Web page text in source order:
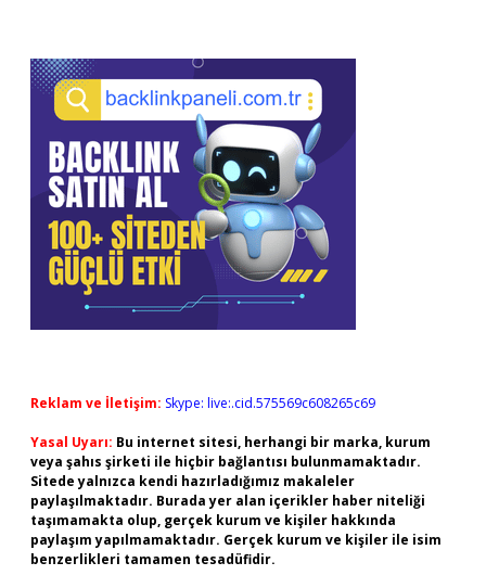
Reklam ve İletişim: Skype: live:.cid.575569c608265c69
Yasal Uyarı: Bu internet sitesi, herhangi bir marka, kurum
veya şahıs şirketi ile hiçbir bağlantısı bulunmamaktadır.
Sitede yalnızca kendi hazırladığımız makaleler
paylaşılmaktadır. Burada yer alan içerikler haber niteliği
taşımamakta olup, gerçek kurum ve kişiler hakkında
paylaşım yapılmamaktadır. Gerçek kurum ve kişiler ile isim
benzerlikleri tamamen tesadüfidir.